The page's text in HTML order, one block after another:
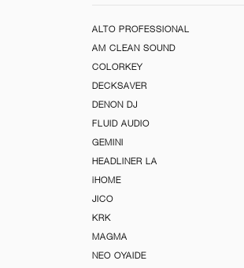
ALTO PROFESSIONAL
AM CLEAN SOUND
COLORKEY
DECKSAVER
DENON DJ
FLUID AUDIO
GEMINI
HEADLINER LA
iHOME
JICO
KRK
MAGMA
NEO OYAIDE